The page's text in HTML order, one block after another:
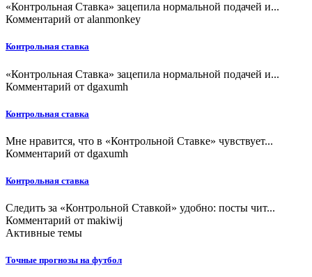
«Контрольная Ставка» зацепила нормальной подачей и...
Комментарий от alanmonkey
Контрольная ставка
«Контрольная Ставка» зацепила нормальной подачей и...
Комментарий от dgaxumh
Контрольная ставка
Мне нравится, что в «Контрольной Ставке» чувствует...
Комментарий от dgaxumh
Контрольная ставка
Следить за «Контрольной Ставкой» удобно: посты чит...
Комментарий от makiwij
Активные темы
Точные прогнозы на футбол